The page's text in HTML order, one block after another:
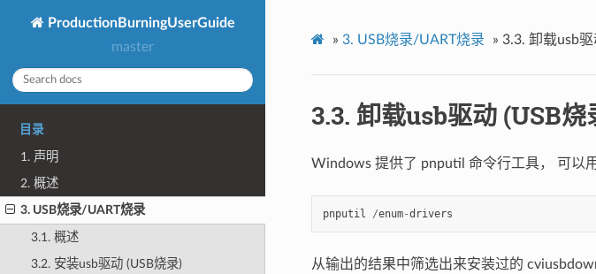
ProductionBurningUserGuide
master
目录
1. 声明
2. 概述
3. USB烧录/UART烧录
3.1. 概述
3.2. 安装usb驱动 (USB烧录)
» 3. USB烧录/UART烧录 » 3.3. 卸载usb驱
3.3. 卸载usb驱动 (USB烧
Windows 提供了 pnputil 命令行工具， 可以
pnputil /enum-drivers
从输出的结果中筛选出来安装过的